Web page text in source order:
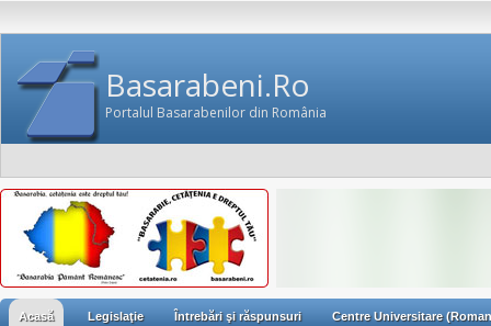
Basarabeni.Ro
Portalul Basarabenilor din România
Acasă Legislaţie Întrebări şi răspunsuri Centre Universitare